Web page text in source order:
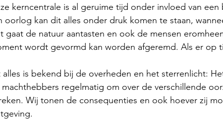
kerncentrale is al geruime tijd onder invloed van
oorlog kan dit alles onder druk komen te staan,
gaat de natuur aantasten en ook de mensen
wordt gevormd kan worden afgeremd. Als er op
alles is bekend bij de overheden en het sterrenlicht:
regelmatig om over de verschillende
Wij tonen de consequenties en ook hoever zij